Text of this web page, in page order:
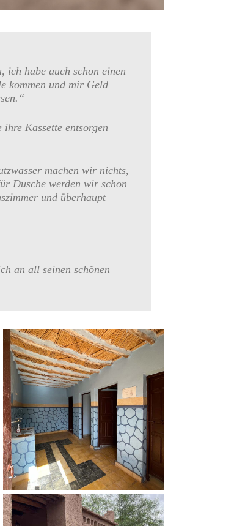
ich habe auch schon einen
kommen und mir Geld
Kassette entsorgen
machen wir nichts,
Dusche werden wir schon
und überhaupt
an all seinen schönen